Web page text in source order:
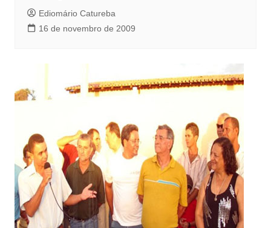
Ediomário Catureba
16 de novembro de 2009